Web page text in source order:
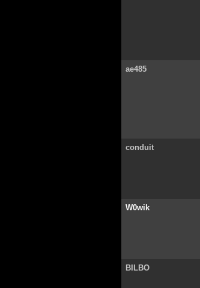
ae485
conduit
W0wik
BILBO